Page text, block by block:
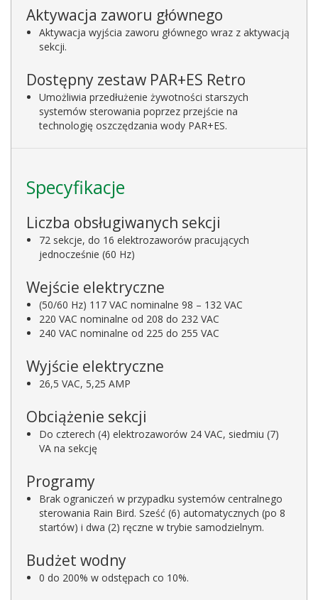
Aktywacja zaworu głównego
Aktywacja wyjścia zaworu głównego wraz z aktywacją
sekcji.
Dostępny zestaw PAR+ES Retro
Umożliwia przedłużenie żywotności starszych
systemów sterowania poprzez przejście na
technologię oszczędzania wody PAR+ES.
Specyfikacje
Liczba obsługiwanych sekcji
72 sekcje, do 16 elektrozaworów pracujących
jednocześnie (60 Hz)
Wejście elektryczne
(50/60 Hz) 117 VAC nominalne 98 – 132 VAC
220 VAC nominalne od 208 do 232 VAC
240 VAC nominalne od 225 do 255 VAC
Wyjście elektryczne
26,5 VAC, 5,25 AMP
Obciążenie sekcji
Do czterech (4) elektrozaworów 24 VAC, siedmiu (7)
VA na sekcję
Programy
Brak ograniczeń w przypadku systemów centralnego
sterowania Rain Bird. Sześć (6) automatycznych (po 8
startów) i dwa (2) ręczne w trybie samodzielnym.
Budżet wodny
0 do 200% w odstępach co 10%.